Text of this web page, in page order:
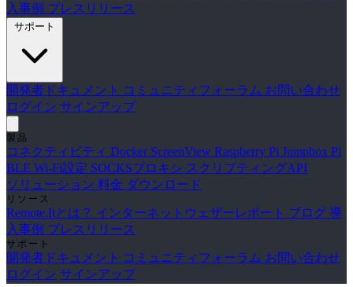
入事例 プレスリリース
開発者ドキュメント コミュニティフォーラム お問い合わせ
ログイン サインアップ
製品
コネクティビティ Docker ScreenView Raspberry Pi Jumpbox Pi
BLE Wi-Fi設定 SOCKSプロキシ スクリプティングAPI
ソリューション 料金 ダウンロード
リソース
Remote.Itとは？ インターネットウェザーレポート ブログ 導
入事例 プレスリリース
サポート
開発者ドキュメント コミュニティフォーラム お問い合わせ
ログイン サインアップ